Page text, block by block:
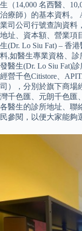
生（14,000 名西醫、
治療師）的基本資料。
業司公司行號查詢資料
地址、資本額、營業項
生(Dr. Lo Siu Fat) – 香
料,如醫生專業資格、
發醫生(Dr. Lo Siu Fat)
經營千色Citistore、
司），分別於旗下商場
灣千色匯、元朗千色匯
各醫生的診所地址、聯
民參閱，以便大家能夠